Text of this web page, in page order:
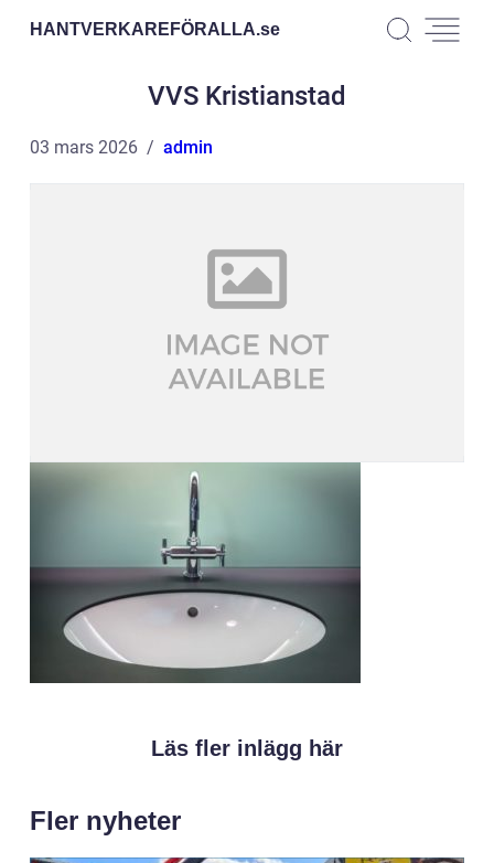
HANTVERKAREFÖRALLA.se
VVS Kristianstad
03 mars 2026 admin
Läs fler inlägg här
Fler nyheter